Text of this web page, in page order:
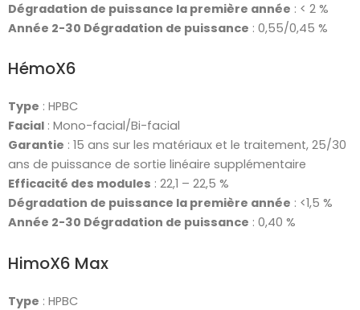
Dégradation de puissance la première année : < 2 %
Année 2-30 Dégradation de puissance : 0,55/0,45 %
HémoX6
Type : HPBC
Facial : Mono-facial/Bi-facial
Garantie : 15 ans sur les matériaux et le traitement, 25/30
ans de puissance de sortie linéaire supplémentaire
Efficacité des modules : 22,1 – 22,5 %
Dégradation de puissance la première année : <1,5 %
Année 2-30 Dégradation de puissance : 0,40 %
HimoX6 Max
Type : HPBC